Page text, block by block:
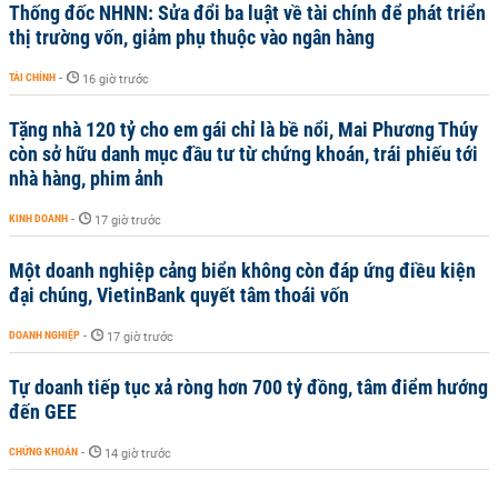
Thống đốc NHNN: Sửa đổi ba luật về tài chính để phát triển
thị trường vốn, giảm phụ thuộc vào ngân hàng
TÀI CHÍNH - 16 giờ trước
Tặng nhà 120 tỷ cho em gái chỉ là bề nổi, Mai Phương Thúy
còn sở hữu danh mục đầu tư từ chứng khoán, trái phiếu tới
nhà hàng, phim ảnh
KINH DOANH - 17 giờ trước
Một doanh nghiệp cảng biển không còn đáp ứng điều kiện
đại chúng, VietinBank quyết tâm thoái vốn
DOANH NGHIỆP - 17 giờ trước
Tự doanh tiếp tục xả ròng hơn 700 tỷ đồng, tâm điểm hướng
đến GEE
CHỨNG KHOÁN - 14 giờ trước